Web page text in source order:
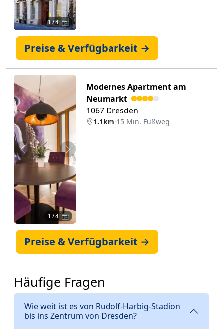
1/ 4 📷
Preise & Verfügbarkeit →
Zurück Weiter
1 / 4 📷
Modernes Apartment am
Neumarkt
1067 Dresden
1.1km·15 Min. Fußweg
Preise & Verfügbarkeit →
Häufige Fragen
Wie weit ist es von Rudolf-Harbig-Stadion
bis ins Zentrum von Dresden?